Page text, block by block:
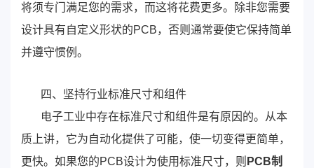
将须专门满足您的需求，而这将花费更多。除非您需要
设计具有自定义形状的PCB，否则通常要使它保持简单
并遵守惯例。
四、坚持行业标准尺寸和组件
电子工业中存在标准尺寸和组件是有原因的。从本
质上讲，它为自动化提供了可能，使一切变得更简单，
更快。如果您的PCB设计为使用标准尺寸，则 PCB制